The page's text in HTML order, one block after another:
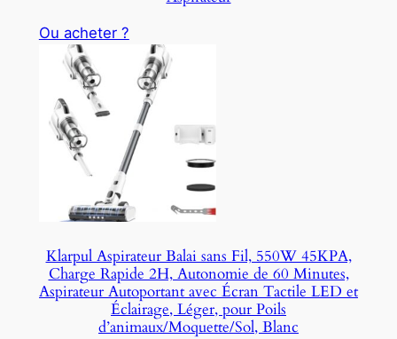
Ou acheter ?
Klarpul Aspirateur Balai sans Fil, 550W 45KPA,
Charge Rapide 2H, Autonomie de 60 Minutes,
Aspirateur Autoportant avec Écran Tactile LED et
Éclairage, Léger, pour Poils
d’animaux/Moquette/Sol, Blanc